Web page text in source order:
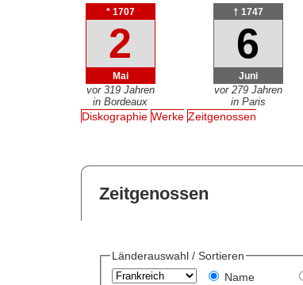
* 1707
2
Mai
vor 319 Jahren
in Bordeaux
† 1747
6
Juni
vor 279 Jahren
in Paris
Diskographie Werke Zeitgenossen
Zeitgenossen
Länderauswahl / Sortieren
Name